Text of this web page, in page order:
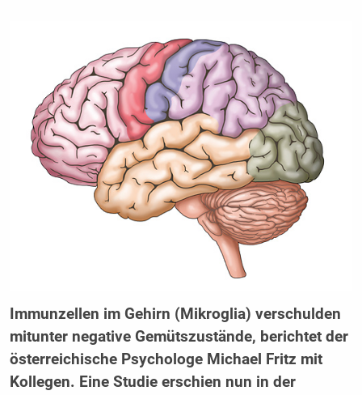
Immunzellen im Gehirn (Mikroglia) verschulden
mitunter negative Gemütszustände, berichtet der
österreichische Psychologe Michael Fritz mit
Kollegen. Eine Studie erschien nun in der